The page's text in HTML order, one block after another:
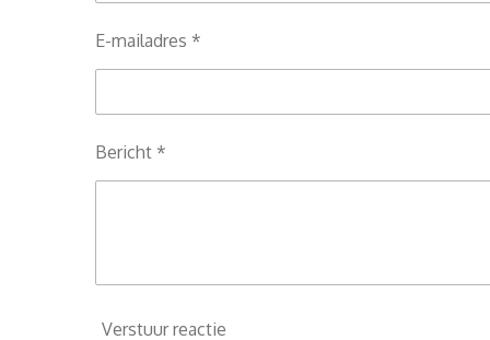
E-mailadres *
Bericht *
Verstuur reactie